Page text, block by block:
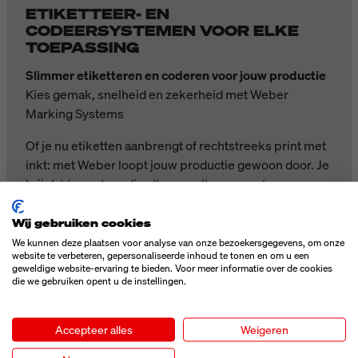
ETIKETTEER- EN
CODEERSYSTEMEN VOOR ELKE
TOEPASSING
Slimmer etiketteren en coderen voor jouw productie
Kies gemak, snelheid en zekerheid met Weber
Marking Systems
Of je nu etiketten aanbrengt of rechtstreeks print met
inkt: met Weber loopt jouw productie gewoon door. Je
krijgt één partner die alles regelt – van systemen en
afgestemd voor het beste resultaat.
✔ Makkelijk te integreren in jouw lijn
✔ Modulair en klaar voor groei
Wij gebruiken cookies
We kunnen deze plaatsen voor analyse van onze bezoekersgegevens, om onze
website te verbeteren, gepersonaliseerde inhoud te tonen en om u een
geweldige website-ervaring te bieden. Voor meer informatie over de cookies
die we gebruiken opent u de instellingen.
Accepteer alles Weigeren